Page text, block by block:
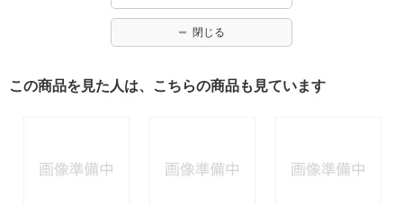
閉じる
この商品を見た人は、こちらの商品も見ています